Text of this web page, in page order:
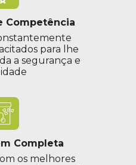
Competência
para lhe
a segurança e
Completa
os melhores